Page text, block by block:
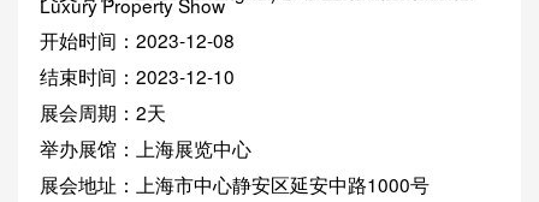
开始时间：2023-12-08
结束时间：2023-12-10
展会周期：2天
举办展馆：上海展览中心
展会地址：上海市中心静安区延安中路1000号